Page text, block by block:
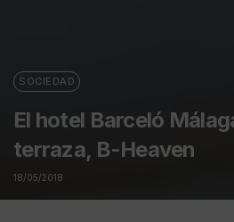
SOCIEDAD
El hotel Barceló
terraza, B-Heaven
18/05/2018